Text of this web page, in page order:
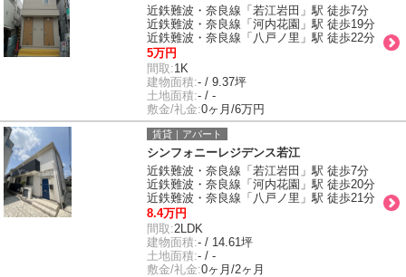
近鉄難波・奈良線「若江岩田」駅 徒歩7分
近鉄難波・奈良線「河内花園」駅 徒歩19分
近鉄難波・奈良線「八戸ノ里」駅 徒歩22分
5万円
間取:1K
建物面積:- / 9.37坪
土地面積:- / -
敷金/礼金:0ヶ月/6万円
賃貸｜アパート
シンフォニーレジデンス若江
近鉄難波・奈良線「若江岩田」駅 徒歩7分
近鉄難波・奈良線「河内花園」駅 徒歩20分
近鉄難波・奈良線「八戸ノ里」駅 徒歩21分
8.4万円
間取:2LDK
建物面積:- / 14.61坪
土地面積:- / -
敷金/礼金:0ヶ月/2ヶ月